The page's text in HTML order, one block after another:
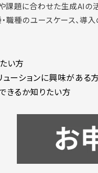
題に合わせた生成AIの
種のユースケース、導入
い方
ーションに興味がある
きるか知りたい方